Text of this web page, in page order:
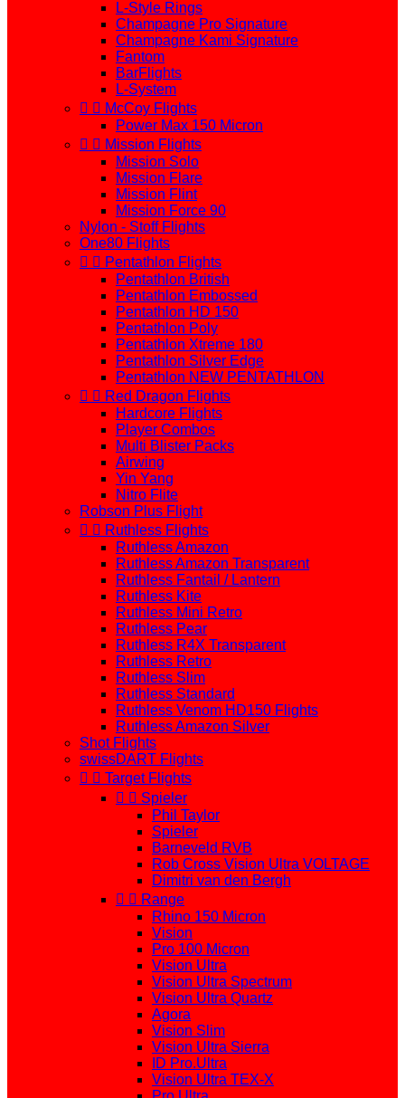
L-Style Rings
Champagne Pro Signature
Champagne Kami Signature
Fantom
BarFlights
L-System
  McCoy Flights
Power Max 150 Micron
  Mission Flights
Mission Solo
Mission Flare
Mission Flint
Mission Force 90
Nylon - Stoff Flights
One80 Flights
  Pentathlon Flights
Pentathlon British
Pentathlon Embossed
Pentathlon HD 150
Pentathlon Poly
Pentathlon Xtreme 180
Pentathlon Silver Edge
Pentathlon NEW PENTATHLON
  Red Dragon Flights
Hardcore Flights
Player Combos
Multi Blister Packs
Airwing
Yin Yang
Nitro Flite
Robson Plus Flight
  Ruthless Flights
Ruthless Amazon
Ruthless Amazon Transparent
Ruthless Fantail / Lantern
Ruthless Kite
Ruthless Mini Retro
Ruthless Pear
Ruthless R4X Transparent
Ruthless Retro
Ruthless Slim
Ruthless Standard
Ruthless Venom HD150 Flights
Ruthless Amazon Silver
Shot Flights
swissDART Flights
  Target Flights
  Spieler
Phil Taylor
Spieler
Barneveld RVB
Rob Cross Vision Ultra VOLTAGE
Dimitri van den Bergh
  Range
Rhino 150 Micron
Vision
Pro 100 Micron
Vision Ultra
Vision Ultra Spectrum
Vision Ultra Quartz
Agora
Vision Slim
Vision Ultra Sierra
ID Pro.Ultra
Vision Ultra TEX-X